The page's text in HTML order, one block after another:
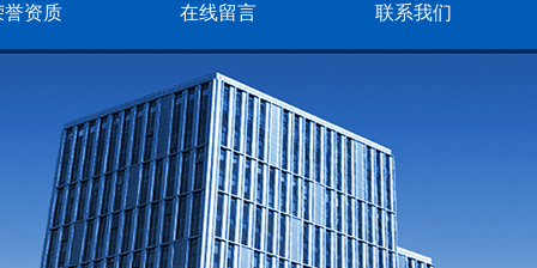
誉资质 在线留言 联系我们